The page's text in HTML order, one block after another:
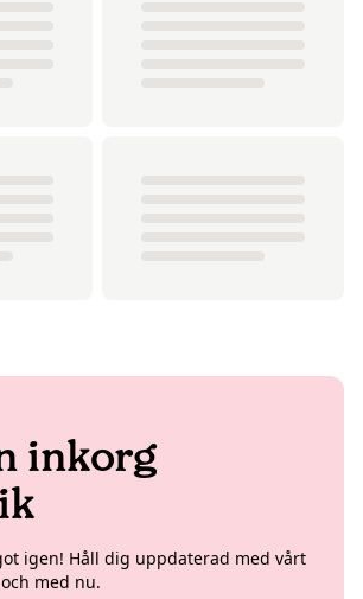
inkorg
igen! Håll dig uppdaterad med vårt
med nu.